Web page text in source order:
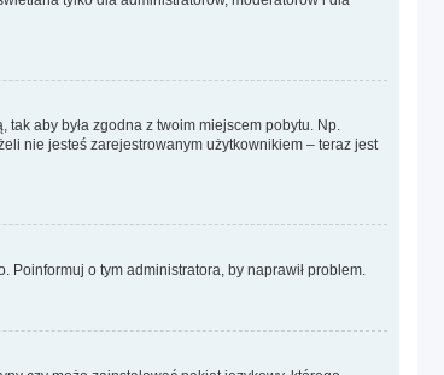
aby była zgodna z twoim miejscem pobytu. Np.
nie jesteś zarejestrowanym użytkownikiem – teraz jest
Poinformuj o tym administratora, by naprawił problem.